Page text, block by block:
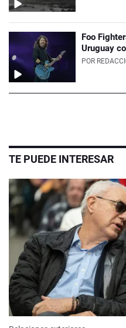
Foo
Uruguay
POR
TE PUEDE INTERESAR